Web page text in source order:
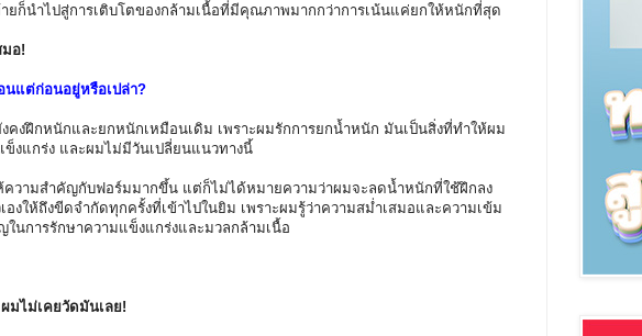
ยก็นำไปสู่การเติบโตของกล้ามเนื้อที่มีคุณภาพมากกว่าการเน้นแค่ยกให้หนักที่สุด
มอ!
แต่ก่อนอยู่หรือเปล่า?
กหนักและยกหนักเหมือนเดิม เพราะผมรักการยกน้ำหนัก มันเป็นสิ่งที่ทำให้ผม
ข็งแกร่ง และผมไม่มีวันเปลี่ยนแนวทางนี้
ามสำคัญกับฟอร์มมากขึ้น แต่ก็ไม่ได้หมายความว่าผมจะลดน้ำหนักที่ใช้ฝึกลง
องให้ถึงขีดจำกัดทุกครั้งที่เข้าไปในยิม เพราะผมรู้ว่าความสม่ำเสมอและความเข้ม
นการรักษาความแข็งแกร่งและมวลกล้ามเนื้อ
มไม่เคยวัดมันเลย!